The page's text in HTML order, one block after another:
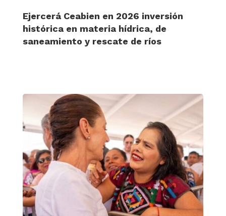
Ejercerá Ceabien en 2026 inversión
histórica en materia hídrica, de
saneamiento y rescate de ríos